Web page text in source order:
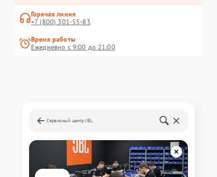
Горячая линия
+7 (800) 301-55-83
Время работы
Ежедневно с 9:00 до 21:00
Сервисный центр JBL